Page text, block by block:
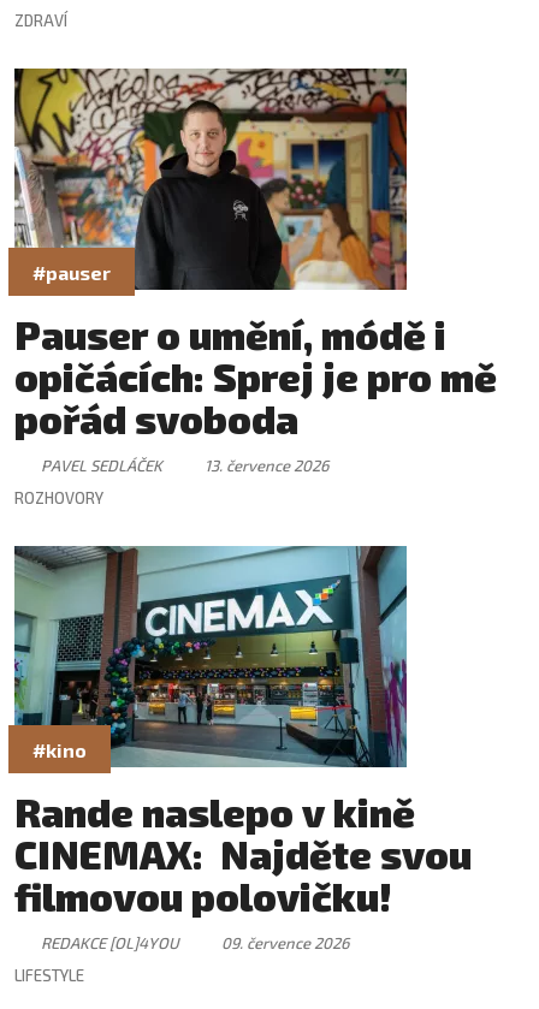
ZDRAVÍ
#pauser
Pauser o umění, módě i
opičácích: Sprej je pro mě
pořád svoboda
PAVEL SEDLÁČEK
13. července 2026
ROZHOVORY
#kino
Rande naslepo v kině
CINEMAX: Najděte svou
filmovou polovičku!
REDAKCE [OL]4YOU
09. července 2026
LIFESTYLE